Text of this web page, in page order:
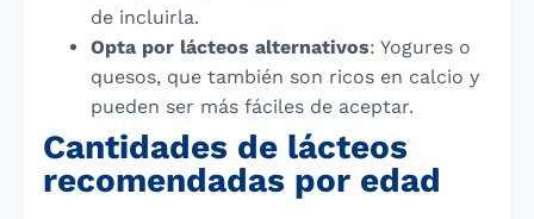
de incluirla.
Opta por lácteos alternativos: Yogures o
quesos, que también son ricos en calcio y
pueden ser más fáciles de aceptar.
Cantidades de lácteos
recomendadas por edad